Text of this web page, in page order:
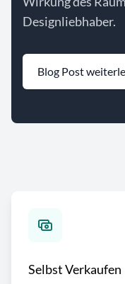
Designliebhaber.
Blog Post
Selbst Verkaufen